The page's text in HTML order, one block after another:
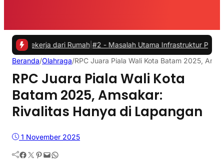
dari Rumah|#2 -Masalah Utama Infrastruktur Pengisian Daya
Beranda/Olahraga/RPC Juara Piala Wali Kota Batam 2025,
RPC Juara Piala Wali Kota
Batam 2025, Amsakar:
Rivalitas Hanya di Lapangan
1 November 2025
Facebook Twitter Pinterest Mail WhatsApp